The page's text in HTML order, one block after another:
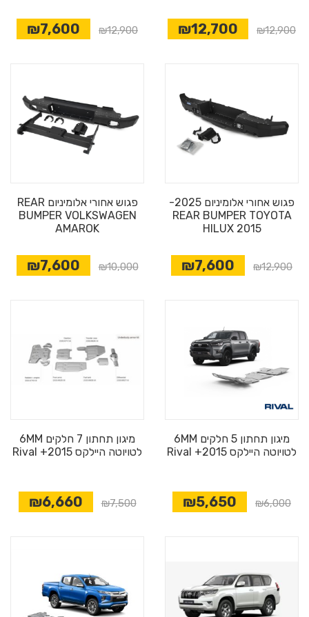
₪12,900
₪12,700
₪12,900
₪7,600
פגוש אחורי אלומיניום 2025-
REAR BUMPER TOYOTA
HILUX 2015
₪12,900
₪7,600
פגוש אחורי אלומיניום REAR
BUMPER VOLKSWAGEN
AMAROK
₪10,000
₪7,600
מיגון תחתון 5 חלקים 6MM
לטויוטה היילקס 2015+ Rival
₪6,000
₪5,650
מיגון תחתון 7 חלקים 6MM
לטויוטה היילקס 2015+ Rival
₪7,500
₪6,660